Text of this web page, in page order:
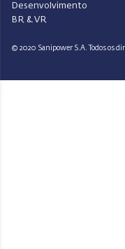
Desenvolvimento
BR & VR
© 2020 Sanipower S.A. Todos os